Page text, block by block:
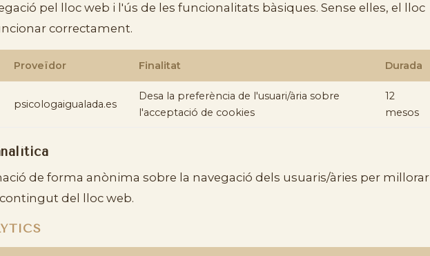
pel lloc web i l'ús de les funcionalitats bàsiques. Sense elles, el lloc
correctament.
Proveïdor Finalitat Durada
psicologaigualada.es
Desa la preferència de l'usuari/ària sobre
l'acceptació de cookies
12
mesos
de forma anònima sobre la navegació dels usuaris/àries per millorar
del lloc web.